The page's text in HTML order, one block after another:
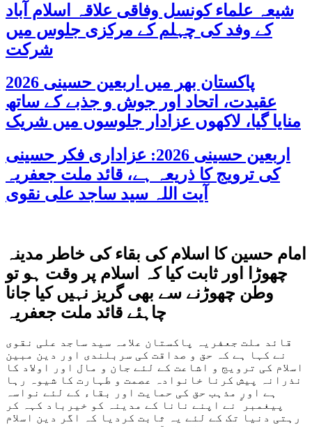
شیعہ علماء کونسل وفاقی علاقہ اسلام آباد
کے وفد کی چہلم کے مرکزی جلوس میں
شرکت
پاکستان بھر میں اربعین حسینی 2026
عقیدت، اتحاد اور جوش و جذبے کے ساتھ
منایا گیا، لاکھوں عزادار جلوسوں میں شریک
اربعین حسینی 2026: عزاداری فکر حسینی
کی ترویج کا ذریعہ ہے، قائد ملت جعفریہ
آیت اللہ سید ساجد علی نقوی
امام حسین کا اسلام کی بقاء کی خاطر مدینہ
چھوڑا اور ثابت کیا کہ اسلام پر وقت ہو تو
وطن چھوڑنے سے بھی گریز نہیں کیا جانا
چاہئے قائد ملت جعفریہ
قائد ملت جعفریہ پاکستان علامہ سید ساجد علی نقوی
نے کہا ہے کہ حق و صداقت کی سربلندی اور دین مبین
اسلام کی ترویج و اشاعت کے لئے جان و مال اور اولاد کا
نذرانہ پیش کرنا خانوادہ عصمت و طہارت کا شیوہ رہا
ہے اور مذہب حق کی حمایت اور بقاء کے لئے نواسہ
پیغمبر ؐ نے اپنے نانا کے مدینہ کو خیرباد کہہ کر
رہتی دنیا تک کے لئے یہ ثابت کردیا کہ اگر دین اسلام